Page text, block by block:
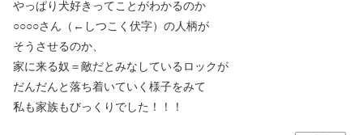
やっぱり犬好きってことがわかるのか
○○○○さん（←しつこく伏字）の人柄が
そうさせるのか、
家に来る奴＝敵だとみなしているロックが
だんだんと落ち着いていく様子をみて
私も家族もびっくりでした！！！